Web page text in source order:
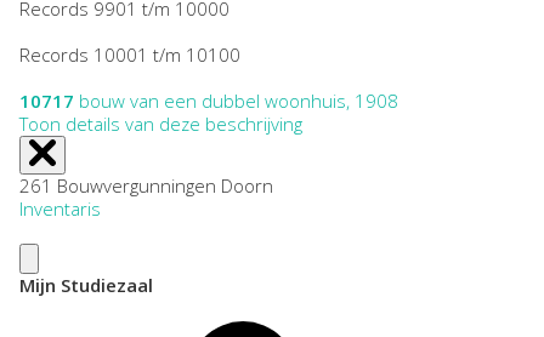
Records 9901 t/m 10000
Records 10001 t/m 10100
10717 bouw van een dubbel woonhuis, 1908
Toon details van deze beschrijving
261 Bouwvergunningen Doorn
Inventaris
Mijn Studiezaal